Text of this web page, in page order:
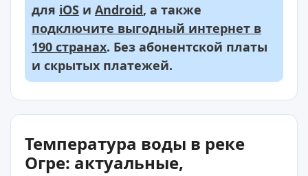
для iOS и Android, а также
подключите выгодный интернет в
190 странах. Без абонентской платы
и скрытых платежей.
Температура воды в реке
Огре: актуальные,